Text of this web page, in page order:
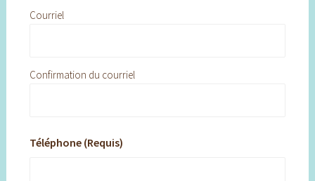
Courriel
Confirmation du courriel
Téléphone (Requis)